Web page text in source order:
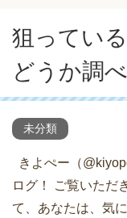
狙ってい
どうか調
未分類
きよぺー（
ログ！ ご覧いただ
て、あなたは、気